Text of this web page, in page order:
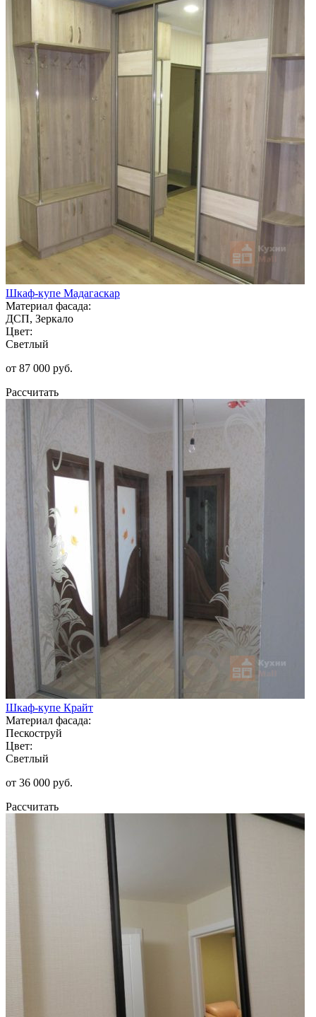
Шкаф-купе Мадагаскар
Материал фасада:
ДСП, Зеркало
Цвет:
Светлый
от 87 000 руб.
Рассчитать
Шкаф-купе Крайт
Материал фасада:
Пескоструй
Цвет:
Светлый
от 36 000 руб.
Рассчитать